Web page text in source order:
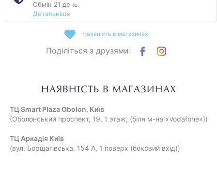
Обмін 21 день.
Детальніше
Наявність в магазинах
Поділіться з друзями:
НАЯВНІСТЬ В МАГАЗИНАХ
ТЦ Smart Plaza Obolon, Київ
(Оболонський проспект, 19, 1 этаж, (біля м-на «Vodafone»))
ТЦ Аркадія Київ
(вул. Борщагівська, 154 А, 1 поверх (боковий вхід))